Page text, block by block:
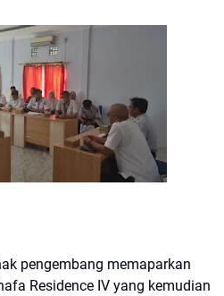
pengembang memaparkan
Residence IV yang kemudian